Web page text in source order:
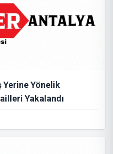
Yönelik
Yakalandı